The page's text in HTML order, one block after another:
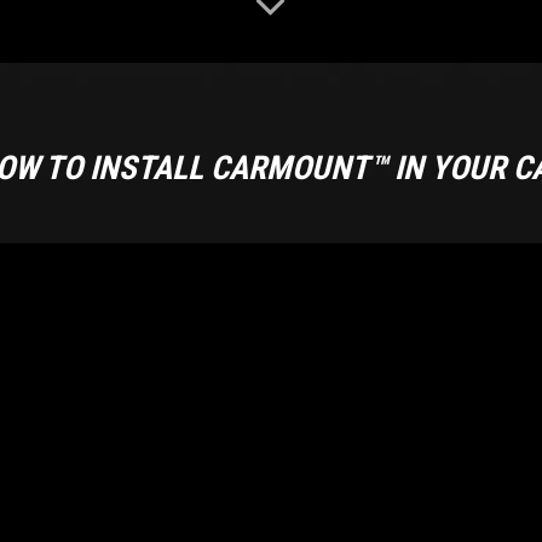
TO INSTALL CARMOUNT™ IN YOUR